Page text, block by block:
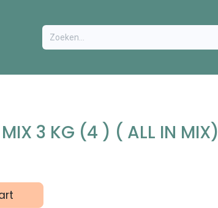
VACATURES
MIX 3 KG (4 ) ( ALL IN MIX)